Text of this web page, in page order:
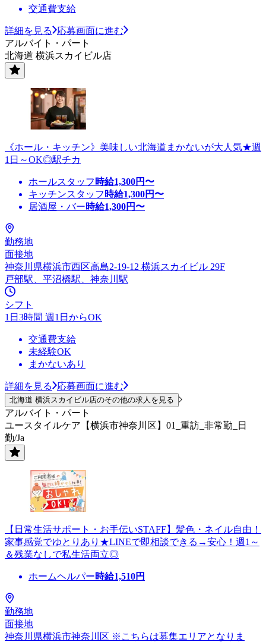
交通費支給
詳細を見る
応募画面に進む
アルバイト・パート
北海道 横浜スカイビル店
《ホール・キッチン》美味しい北海道まかないが大人気★週
1日～OK◎駅チカ
ホールスタッフ 時給1,300円〜
キッチンスタッフ 時給1,300円〜
居酒屋・バー時給1,300円〜
勤務地
面接地
神奈川県横浜市西区高島2-19-12 横浜スカイビル 29F
戸部駅、平沼橋駅、神奈川駅
シフト
1日3時間 週1日からOK
交通費支給
未経験OK
まかないあり
詳細を見る 応募画面に進む
北海道 横浜スカイビル店のその他の求人を見る
アルバイト・パート
ユースタイルケア【横浜市神奈川区】01_重訪_非常勤_日
勤/Ja
【日常生活サポート・お手伝いSTAFF】髪色・ネイル自由！
家事感覚でゆとりあり★LINEで即相談できる→安心！週1～
＆残業なしで私生活両立◎
ホームヘルパー時給1,510円
勤務地
面接地
神奈川県横浜市神奈川区 ※こちらは募集エリアとなりま